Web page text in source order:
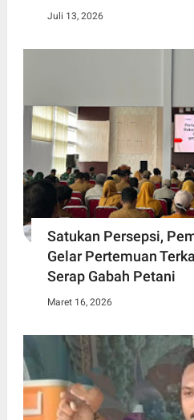
Juli 13, 2026
Satukan Persepsi,
Gelar Pertemuan
Serap Gabah Petani
Maret 16, 2026